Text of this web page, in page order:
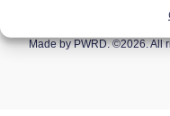
Made byPWRD.©2026. All